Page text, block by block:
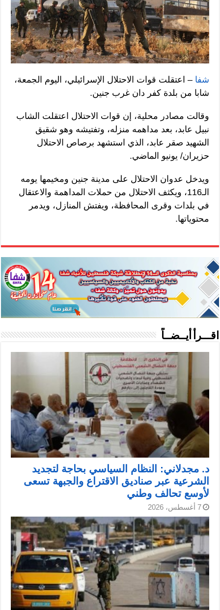
شفا – اعتقلت قوات الاحتلال الإسرائيلي، اليوم الجمعة،
شابا من بلدة كفر دان غرب جنين.
وقالت مصادر محلية، إن قوات الاحتلال اعتقلت الشاب
نبيل عابد، بعد مداهمه منزله، وتفتيشه وهو شقيق
الشهيد صقر عابد، الذي استشهد برصاص الاحتلال
حزيران/ يونيو الماضي.
ويدخل عدوان الاحتلال على مدينة جنين ومخيمها يومه
الـ116، ويكثف الاحتلال من حملات المداهمة والاعتقال
في بلدات وقرى المحافظة، ويفتش المنازل، ويدمر
محتوياتها.
اقـــرأ أيــضــاً
د. مجدلاني: النظام السياسي بحاجة لتجديد
الشرعية عبر صناديق الاقتراع والجبهة تسعى
لأوسع تحالف وطني
7 أغسطس، 2026